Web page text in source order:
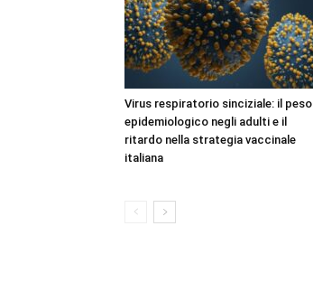
Virus respiratorio sinciziale: il peso
epidemiologico negli adulti e il
ritardo nella strategia vaccinale
italiana